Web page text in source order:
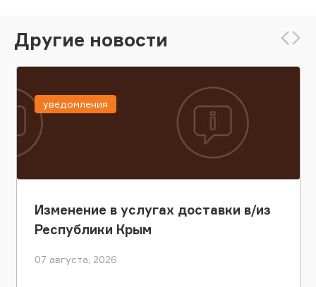
Другие новости
Изменение в услугах доставки в/из
Республики Крым
07 августа, 2026
уведомления